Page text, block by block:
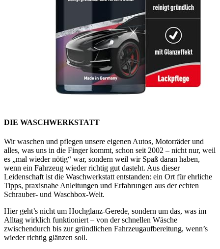
DIE WASCHWERKSTATT
Wir waschen und pflegen unsere eigenen Autos, Motorräder und
alles, was uns in die Finger kommt, schon seit 2002 – nicht nur, weil
es „mal wieder nötig“ war, sondern weil wir Spaß daran haben,
wenn ein Fahrzeug wieder richtig gut dasteht. Aus dieser
Leidenschaft ist die Waschwerkstatt entstanden: ein Ort für ehrliche
Tipps, praxisnahe Anleitungen und Erfahrungen aus der echten
Schrauber- und Waschbox-Welt.
Hier geht’s nicht um Hochglanz-Gerede, sondern um das, was im
Alltag wirklich funktioniert – von der schnellen Wäsche
zwischendurch bis zur gründlichen Fahrzeugaufbereitung, wenn’s
wieder richtig glänzen soll.